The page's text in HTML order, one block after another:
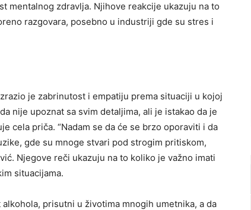
mentalnog zdravlja. Njihove reakcije ukazuju na to
razgovara, posebno u industriji gde su stres i
je zabrinutost i empatiju prema situaciji u kojoj
nije upoznat sa svim detaljima, ali je istakao da je
cela priča. “Nadam se da će se brzo oporaviti i da
gde su mnoge stvari pod strogim pritiskom,
Njegove reči ukazuju na to koliko je važno imati
situacijama.
prisutni u životima mnogih umetnika, a da